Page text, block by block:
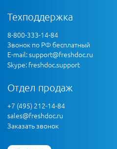
Техподдержка
8-800-333-14-84
Звонок по РФ бесплатный
E-mail:support@freshdoc.ru
Skype: freshdoc.support
Отдел продаж
+7 (495) 212-14-84
sales@freshdoc.ru
Заказать звонок